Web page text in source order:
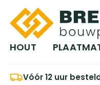
Ga naar hoofdinhoud
HOUT
Vóór 12 uur